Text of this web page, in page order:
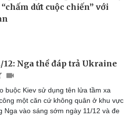
12: Nga thề đáp trả Ukraine
buộc Kiev sử dụng tên lửa tầm xa
một căn cứ không quân ở khu vực
Nga vào sáng sớm ngày 11/12 và đe